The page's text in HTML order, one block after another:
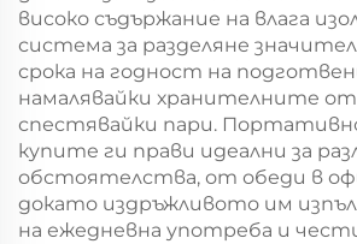
високо съдържание на влага
система за разделяне
срока на годност на
намалявайки хранителните
спестявайки пари.
купите ги прави идеални за
обстоятелства, от обеди в
докато издръжливото им
на ежедневна употреба и